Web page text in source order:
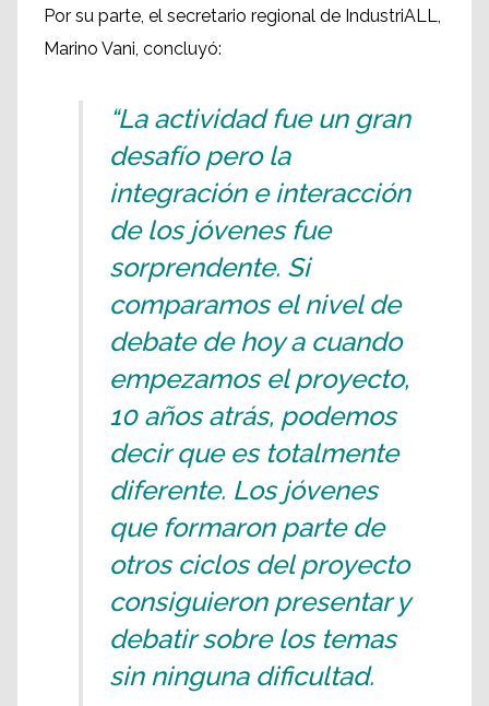
Por su parte, el secretario regional de IndustriALL,
Marino Vani, concluyó:
“La actividad fue un gran
desafío pero la
integración e interacción
de los jóvenes fue
sorprendente. Si
comparamos el nivel de
debate de hoy a cuando
empezamos el proyecto,
10 años atrás, podemos
decir que es totalmente
diferente. Los jóvenes
que formaron parte de
otros ciclos del proyecto
consiguieron presentar y
debatir sobre los temas
sin ninguna dificultad.